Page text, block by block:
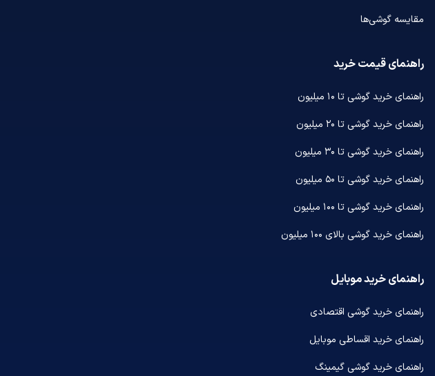
مقایسه گوشی‌ها
راهنمای قیمت خرید
راهنمای خرید گوشی تا ۱۰ میلیون
راهنمای خرید گوشی تا ۲۰ میلیون
راهنمای خرید گوشی تا ۳۰ میلیون
راهنمای خرید گوشی تا ۵۰ میلیون
راهنمای خرید گوشی تا ۱۰۰ میلیون
راهنمای خرید گوشی بالای ۱۰۰ میلیون
راهنمای خرید موبایل
راهنمای خرید گوشی اقتصادی
راهنمای خرید اقساطی موبایل
راهنمای خرید گوشی گیمینگ